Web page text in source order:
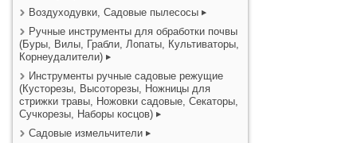
Воздуходувки, Садовые пылесосы
Ручные инструменты для обработки почвы
(Буры, Вилы, Грабли, Лопаты, Культиваторы,
Корнеудалители)
Инструменты ручные садовые режущие
(Кусторезы, Высоторезы, Ножницы для
стрижки травы, Ножовки садовые, Секаторы,
Сучкорезы, Наборы косцов)
Садовые измельчители